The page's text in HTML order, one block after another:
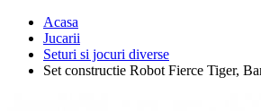
Acasa
Jucarii
Seturi si jocuri diverse
Set constructie Robot Fierce Tiger,